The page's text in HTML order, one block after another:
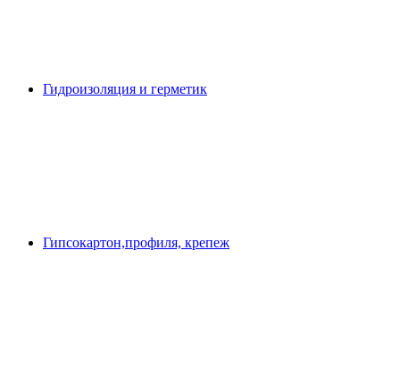
Гидроизоляция и герметик
Гипсокартон,профиля, крепеж